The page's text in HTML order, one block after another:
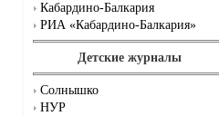
Кабардино-Балкария
РИА «Кабардино-Балкария»
Детские журналы
Солнышко
НУР